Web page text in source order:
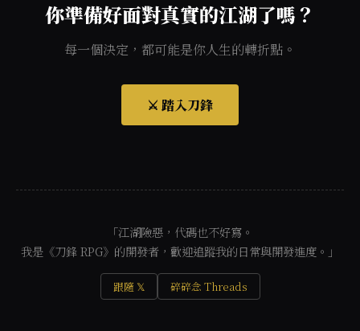
你準備好面對真實的江湖了嗎？
每一個決定，都可能是你人生的轉折點。
⚔️ 踏入刀鋒
「江湖險惡，代碼也不好寫。
我是《刀鋒 RPG》的開發者，歡迎追蹤我的日常與開發進度。」
跟隨 𝕏 碎碎念 Threads